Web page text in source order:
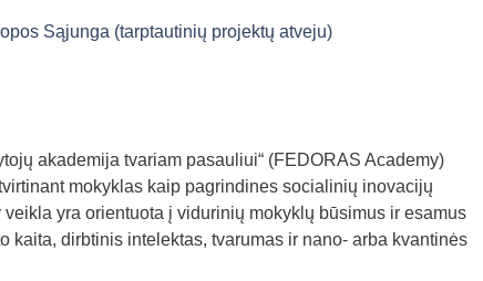
akademija tvariam pasauliui“ (FEDORAS Academy)
mokyklas kaip pagrindines socialinių inovacijų
yra orientuota į vidurinių mokyklų būsimus ir esamus
kaita, dirbtinis intelektas, tvarumas ir nano- arba kvantinės